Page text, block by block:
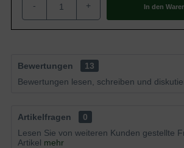
- + In den
Bewertungen
13
Bewertungen lesen, schreiben und
Artikelfragen
0
Lesen Sie von weiteren Kunden gestellte
Artikel mehr